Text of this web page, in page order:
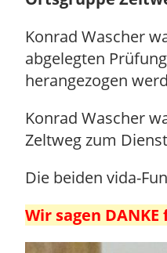
Konrad Wascher
abgelegten
herangezogen
Konrad Wascher
Zeltweg zum
Die beiden vida-
Wir sagen